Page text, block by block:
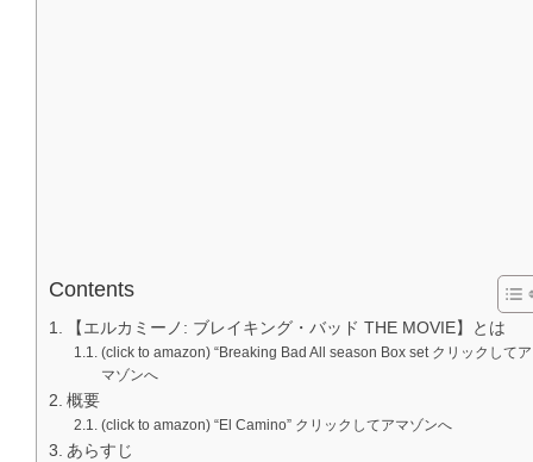
Contents
【エルカミーノ: ブレイキング・バッド THE MOVIE】とは
(click to amazon) “Breaking Bad All season Box set クリックしてア
マゾンへ
概要
(click to amazon) “El Camino” クリックしてアマゾンへ
あらすじ